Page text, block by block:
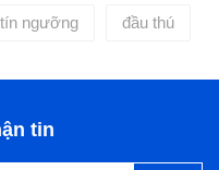
ngưỡng đầu thú
tin